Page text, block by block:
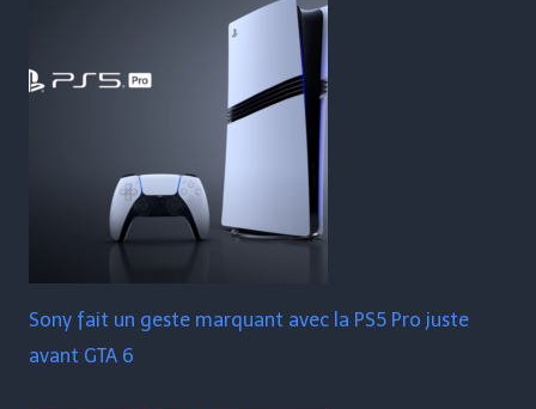
Sony fait un geste marquant avec la PS5 Pro juste
avant GTA 6